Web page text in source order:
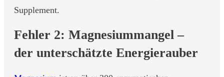
Supplement.
Fehler 2: Magnesiummangel –
der unterschätzte Energierauber